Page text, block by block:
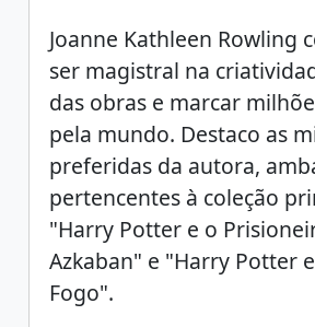
Joanne Kathleen Rowling
ser magistral na
das obras e marcar
pela mundo. Destaco as
preferidas da autora,
pertencentes à coleção
"Harry Potter e o
Azkaban" e "Harry Potter
Fogo".